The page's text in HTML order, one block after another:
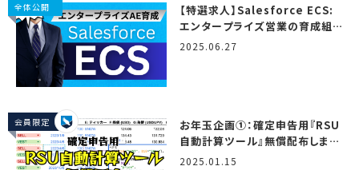
全体公開
【特選求人】Salesforce ECS:
エンタープライズ営業の育成組
織…！ (2025/6/27更新)
2025.06.27
会員限定
お年玉企画①：確定申告用『RSU
自動計算ツール』無償配布しま
す！
2025.01.15